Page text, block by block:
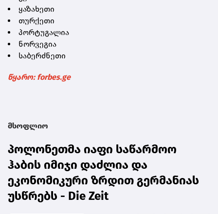
ყაზახეთი
თურქეთი
პორტუგალია
ნორვეგია
საბერძნეთი
წყარო: forbes.ge
მსოფლიო
პოლონეთმა იაფი საწარმოო
ჰაბის იმიჯი დაძლია და
ეკონომიკური ზრდით გერმანიას
უსწრებს - Die Zeit